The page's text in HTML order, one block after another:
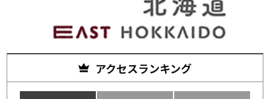
アクセスランキング